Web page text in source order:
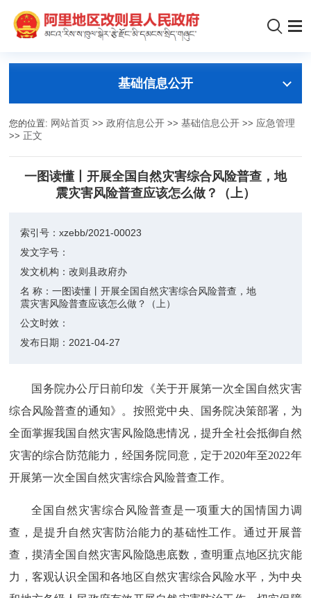
基础信息公开
您的位置: 网站首页 >>政府信息公开 >>基础信息公开 >> 应急管理
>> 正文
一图读懂丨开展全国自然灾害综合风险普查，地
震灾害风险普查应该怎么做？（上）
索引号：xzebb/2021-00023
发文字号：
发文机构：改则县政府办
名 称：一图读懂丨开展全国自然灾害综合风险普查，地
震灾害风险普查应该怎么做？（上）
公文时效：
发布日期： 2021-04-27
国务院办公厅日前印发《关于开展第一次全国自然灾害
综合风险普查的通知》。按照党中央、国务院决策部署，为
全面掌握我国自然灾害风险隐患情况，提升全社会抵御自然
灾害的综合防范能力，经国务院同意，定于2020年至2022年
开展第一次全国自然灾害综合风险普查工作。
全国自然灾害综合风险普查是一项重大的国情国力调
查，是提升自然灾害防治能力的基础性工作。通过开展普
查，摸清全国自然灾害风险隐患底数，查明重点地区抗灾能
力，客观认识全国和各地区自然灾害综合风险水平，为中央